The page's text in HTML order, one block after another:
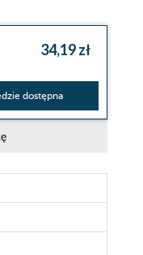
34,19 zł
dostępna